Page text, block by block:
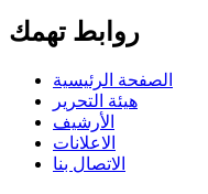
روابط تهمك
الصفحة الرئيسية
هيئة التحرير
الأرشيف
الاعلانات
الاتصال بنا